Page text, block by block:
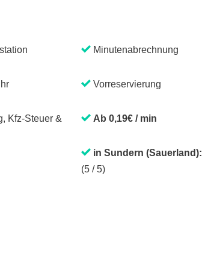
Kfz-Steuer &
Minutenabrechnung
Vorreservierung
Ab 0,19€ / min
in Sundern (Sauerland):
(5 / 5)